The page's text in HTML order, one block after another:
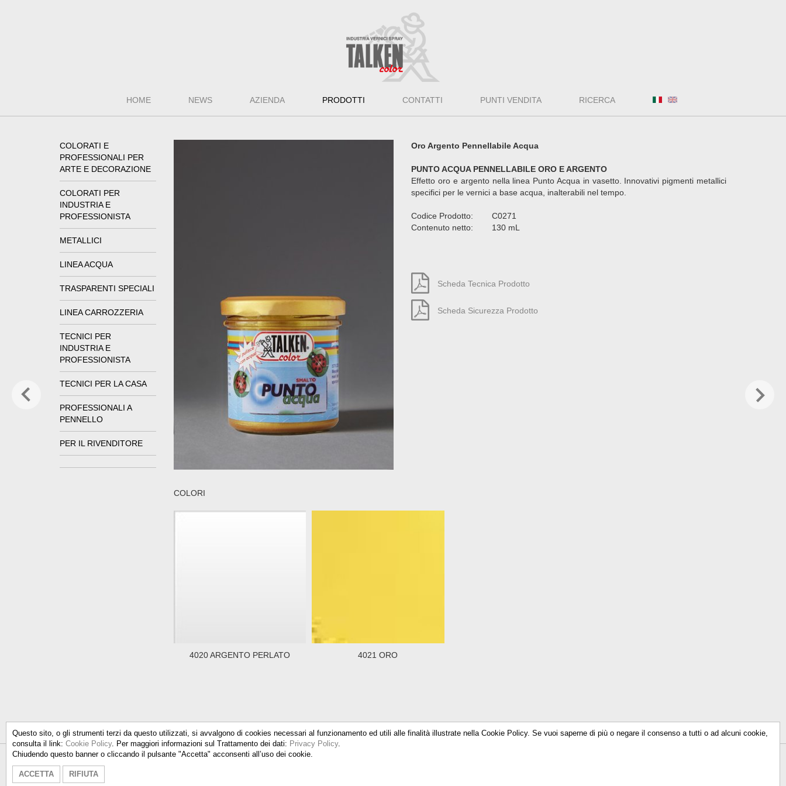
HOME NEWS AZIENDA PRODOTTI CONTATTI PUNTI VENDITA RICERCA
COLORATI E
PROFESSIONALI PER
ARTE E DECORAZIONE
COLORATI PER
INDUSTRIA E
PROFESSIONISTA
METALLICI
LINEA ACQUA
TRASPARENTI SPECIALI
LINEA CARROZZERIA
TECNICI PER
INDUSTRIA E
PROFESSIONISTA
TECNICI PER LA CASA
PROFESSIONALI A
PENNELLO
PER IL RIVENDITORE
Oro Argento Pennellabile Acqua
PUNTO ACQUA PENNELLABILE ORO E ARGENTO
Effetto oro e argento nella linea Punto Acqua in vasetto. Innovativi pigmenti metallici
specifici per le vernici a base acqua, inalterabili nel tempo.
Codice Prodotto: C0271
Contenuto netto: 130 mL
Scheda Tecnica Prodotto
Scheda Sicurezza Prodotto
COLORI
4020 ARGENTO PERLATO 4021 ORO
Questo sito, o gli strumenti terzi da questo utilizzati, si avvalgono di cookies necessari al funzionamento ed utili alle finalità illustrate nella Cookie Policy. Se vuoi saperne di più o negare il consenso a tutti o ad alcuni cookie,
consulta il link: Cookie Policy. Per maggiori informazioni sul Trattamento dei dati: Privacy Policy.
Chiudendo questo banner o cliccando il pulsante "Accetta" acconsenti all’uso dei cookie.
ACCETTA RIFIUTA